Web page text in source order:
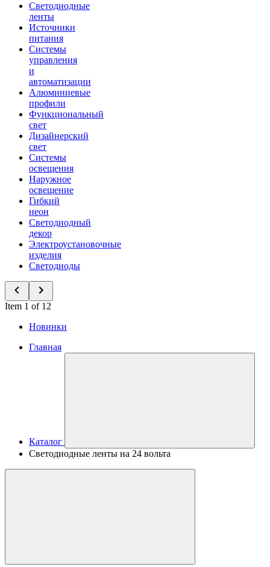
Светодиодные
ленты
Источники
питания
Системы
управления
и
автоматизации
Алюминиевые
профили
Функциональный
свет
Дизайнерский
свет
Системы
освещения
Наружное
освещение
Гибкий
неон
Светодиодный
декор
Электроустановочные
изделия
Светодиоды
Item 1 of 12
Новинки
Главная
Каталог
Светодиодные ленты на 24 вольта